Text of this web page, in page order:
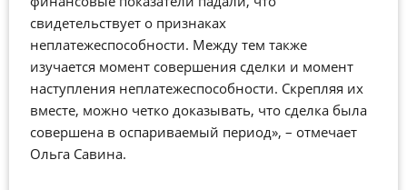
свидетельствует о признаках
неплатежеспособности. Между тем также
изучается момент совершения сделки и момент
наступления неплатежеспособности. Скрепляя их
вместе, можно четко доказывать, что сделка была
совершена в оспариваемый период», – отмечает
Ольга Савина.